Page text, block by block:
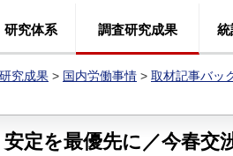
研究体系 調査研究成果 統
究成果 > 国内労働事情 > 取材記事バッ
定を最優先に／今春交